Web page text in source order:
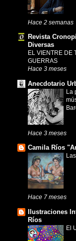
Hace 2 semanas
Revista
Diversas
EL VIENTRE DE
GUERRAS
Hace 3 meses
Anecdotario
La
Hace 3 meses
Camila Ríos
Hace 7 meses
Ilustraciones
Ríos
El